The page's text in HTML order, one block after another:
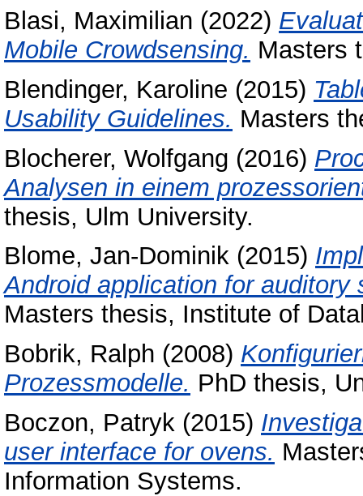
Blasi, Maximilian (2022)
Mobile Crowdsensing. Masters
Blendinger, Karoline (2015)
Usability Guidelines. Masters
Blocherer, Wolfgang (2016)
Analysen in einem
thesis, Ulm University.
Blome, Jan-Dominik (2015)
Android application for
Masters thesis, Institute of
Bobrik, Ralph (2008)
Prozessmodelle. PhD thesis,
Boczon, Patryk (2015)
user interface for ovens.
Information Systems.